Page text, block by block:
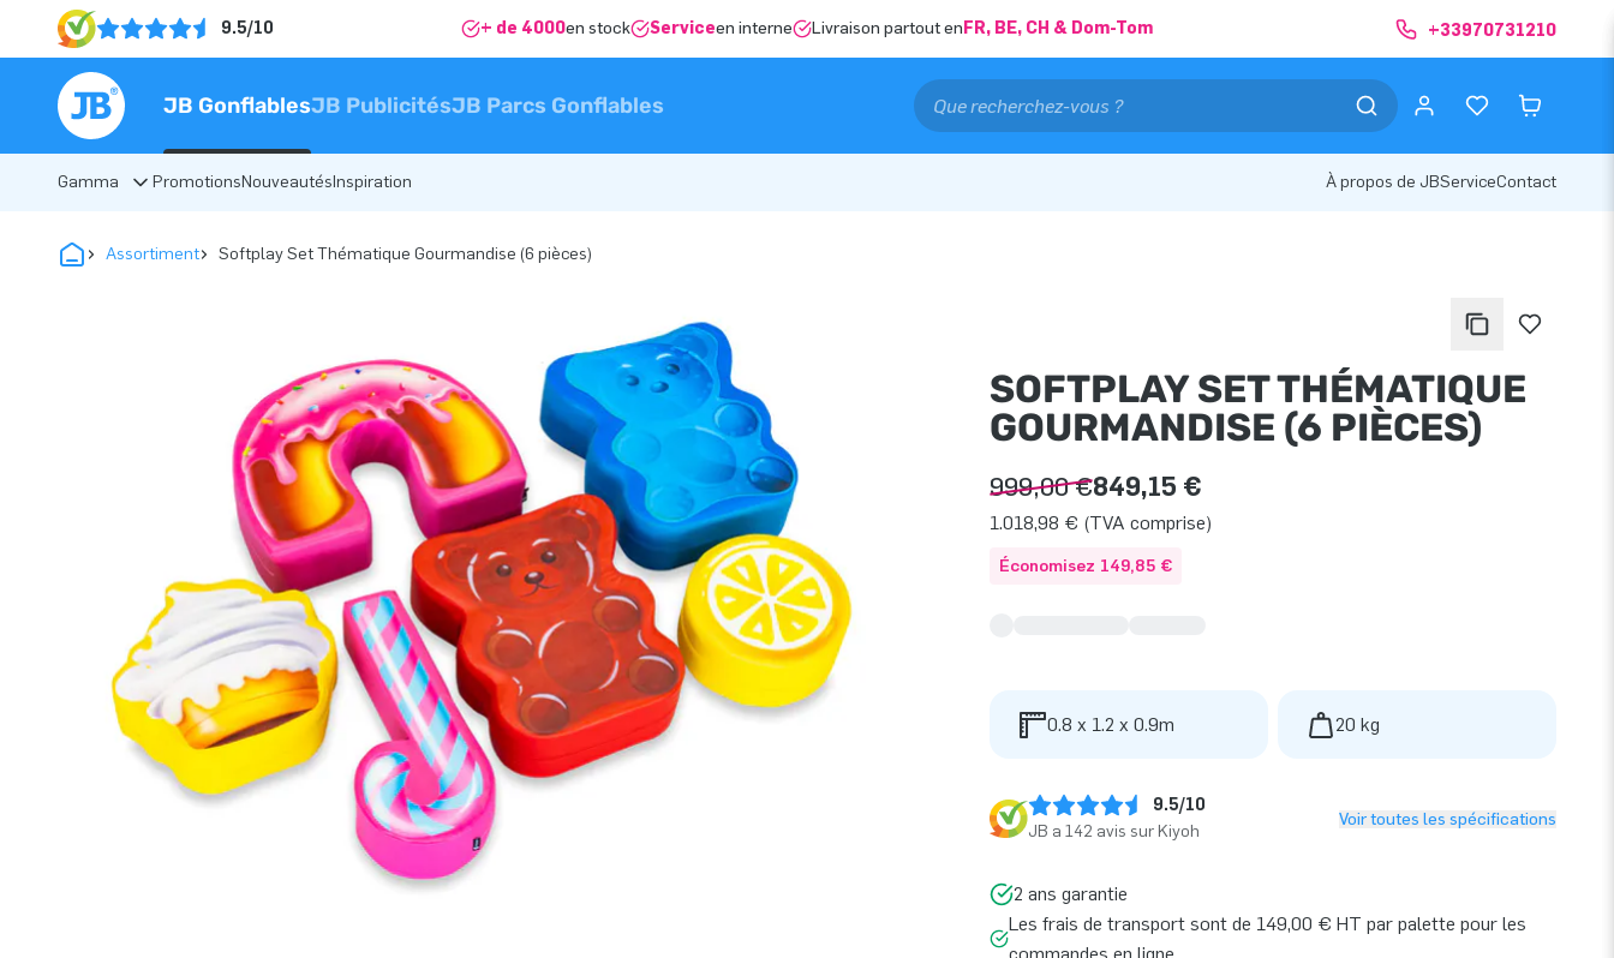
9.5/10 + de 4000en stock Serviceen interne Livraison partout en FR, BE, CH & Dom-Tom +33970731210
JB GonflablesJB PublicitésJB Parcs Gonflables
Gamma PromotionsNouveautésInspiration À propos de JBServiceContact
Assortiment Softplay Set Thématique Gourmandise (6 pièces)
SOFTPLAY SET THÉMATIQUE
GOURMANDISE (6 PIÈCES)
999,00 €849,15 €
1.018,98 € (TVA comprise)
Économisez 149,85 €
0.8 x 1.2 x 0.9m 20 kg
9.5/10
JB a 142 avis sur Kiyoh
Voir toutes les spécifications
2 ans garantie
Les frais de transport sont de 149,00 € HT par palette pour les